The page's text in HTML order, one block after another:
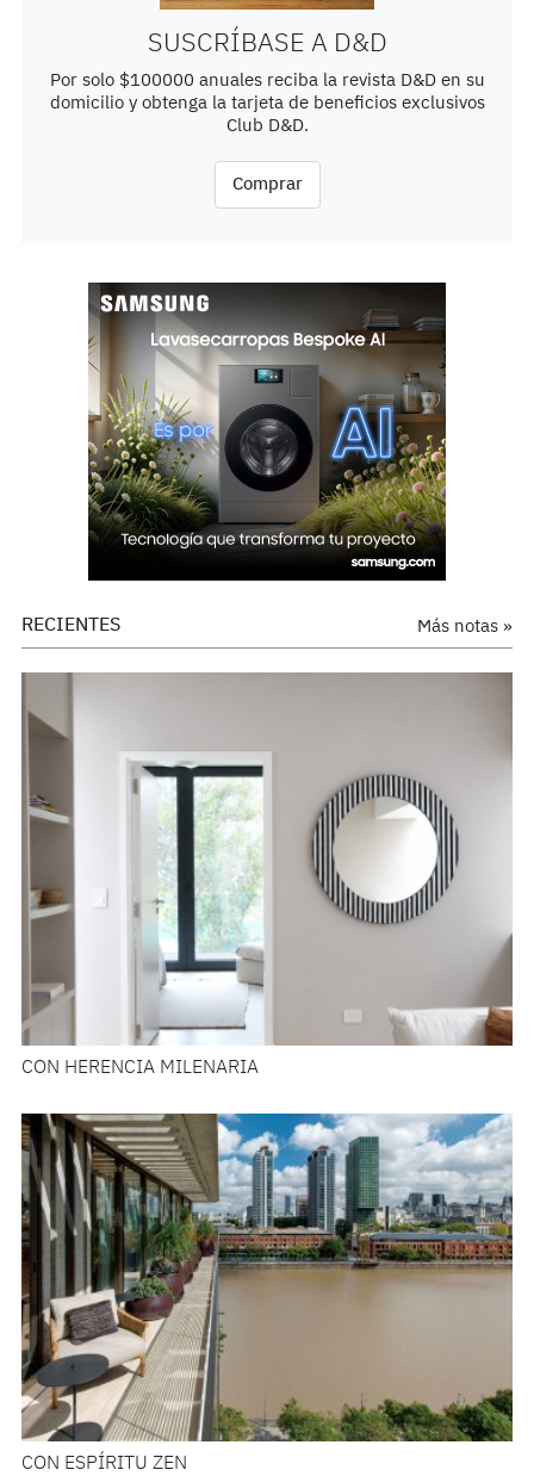
SUSCRÍBASE A D&D
Por solo $100000 anuales reciba la revista D&D en su
domicilio y obtenga la tarjeta de beneficios exclusivos
Club D&D.
Comprar
Más notas »
RECIENTES
CON HERENCIA MILENARIA
CON ESPÍRITU ZEN